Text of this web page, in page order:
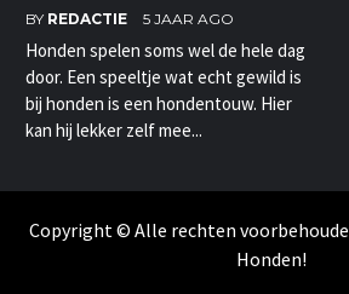
BY REDACTIE 5 JAAR AGO
Honden spelen soms wel de hele dag
door. Een speeltje wat echt gewild is
bij honden is een hondentouw. Hier
kan hij lekker zelf mee...
Copyright © Alle rechten
Honden!